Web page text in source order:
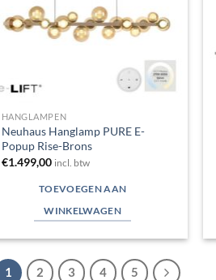
HANGLAMPEN
Neuhaus Hanglamp PURE E-
Popup Rise-Brons
€1.499,00 incl. btw
TOEVOEGEN AAN
WINKELWAGEN
1 2 3 4 5